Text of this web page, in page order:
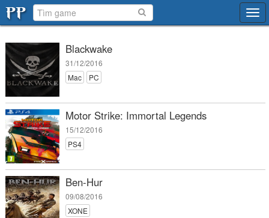
Blackwake
31/12/2016
Mac
PC
Motor Strike: Immortal Legends
15/12/2016
PS4
Ben-Hur
09/08/2016
XONE